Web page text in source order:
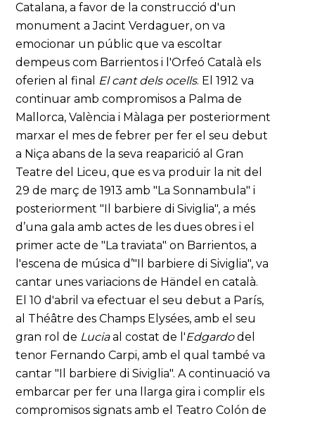
Catalana, a favor de la construcció d'un
monument a Jacint Verdaguer, on va
emocionar un públic que va escoltar
dempeus com Barrientos i l'Orfeó Català els
oferien al final El cant dels ocells. El 1912 va
continuar amb compromisos a Palma de
Mallorca, València i Màlaga per posteriorment
marxar el mes de febrer per fer el seu debut
a Niça abans de la seva reaparició al Gran
Teatre del Liceu, que es va produir la nit del
29 de març de 1913 amb "La Sonnambula" i
posteriorment "Il barbiere di Siviglia", a més
d’una gala amb actes de les dues obres i el
primer acte de "La traviata" on Barrientos, a
l'escena de música d’"Il barbiere di Siviglia", va
cantar unes variacions de Händel en català.
El 10 d'abril va efectuar el seu debut a París,
al Théâtre des Champs Elysées, amb el seu
gran rol de Luciaal costat de l'Edgardodel
tenor Fernando Carpi, amb el qual també va
cantar "Il barbiere di Siviglia". A continuació va
embarcar per fer una llarga gira i complir els
compromisos signats amb el Teatro Colón de